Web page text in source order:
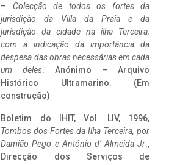
– Colecção de todos os fortes da
jurisdição da Villa da Praia e da
jurisdição da cidade na ilha Terceira,
com a indicação da importância da
despesa das obras necessárias em cada
um deles. Anónimo – Arquivo
Histórico Ultramarino. (Em
construção)
Boletim do IHIT, Vol. LIV, 1996,
Tombos dos Fortes da Ilha Terceira, por
Damião Pego e António d’ Almeida Jr.,
Direcção dos Serviços de